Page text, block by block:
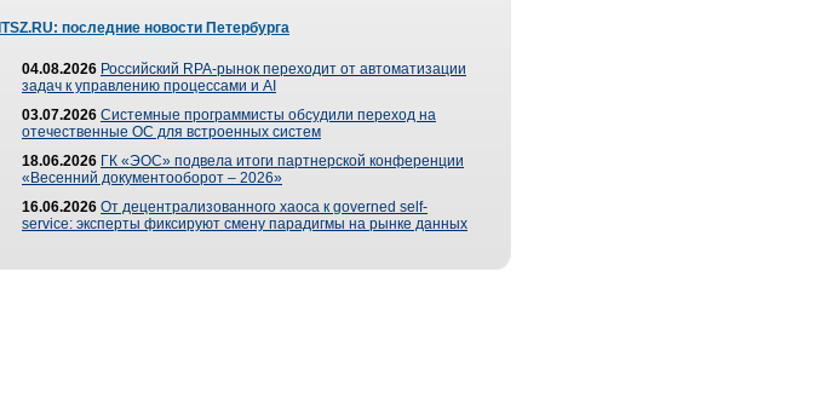
ITSZ.RU: последние новости Петербурга
04.08.2026 Российский RPA-рынок переходит от автоматизации
задач к управлению процессами и AI
03.07.2026 Системные программисты обсудили переход на
отечественные ОС для встроенных систем
18.06.2026 ГК «ЭОС» подвела итоги партнерской конференции
«Весенний документооборот – 2026»
16.06.2026 От децентрализованного хаоса к governed self-
service: эксперты фиксируют смену парадигмы на рынке данных